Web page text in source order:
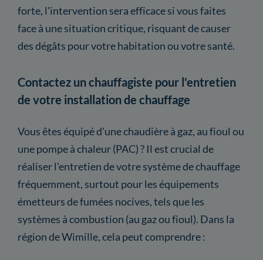
forte, l'intervention sera efficace si vous faites
face à une situation critique, risquant de causer
des dégâts pour votre habitation ou votre santé.
Contactez un chauffagiste pour l'entretien
de votre installation de chauffage
Vous êtes équipé d'une chaudière à gaz, au fioul ou
une pompe à chaleur (PAC) ? Il est crucial de
réaliser l'entretien de votre système de chauffage
fréquemment, surtout pour les équipements
émetteurs de fumées nocives, tels que les
systèmes à combustion (au gaz ou fioul). Dans la
région de Wimille, cela peut comprendre :